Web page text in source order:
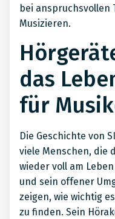
bei anspruchsvollen
Musizieren.
das
für
Die Geschichte von
viele Menschen, die
wieder voll am
und sein offener
zeigen, wie wichtig
zu finden. Sein